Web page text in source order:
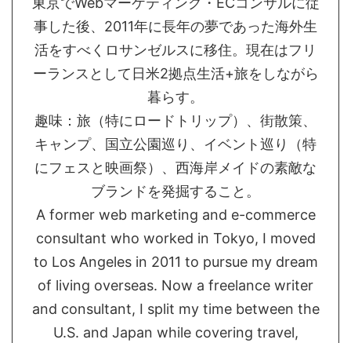
事した後、2011年に長年の夢であった海外生
活をすべくロサンゼルスに移住。現在はフリ
ーランスとして日米2拠点生活+旅をしながら
暮らす。
趣味：旅（特にロードトリップ）、街散策、
キャンプ、国立公園巡り、イベント巡り（特
にフェスと映画祭）、西海岸メイドの素敵な
ブランドを発掘すること。
A former web marketing and e-commerce
consultant who worked in Tokyo, I moved
to Los Angeles in 2011 to pursue my dream
of living overseas. Now a freelance writer
and consultant, I split my time between the
U.S. and Japan while covering travel,